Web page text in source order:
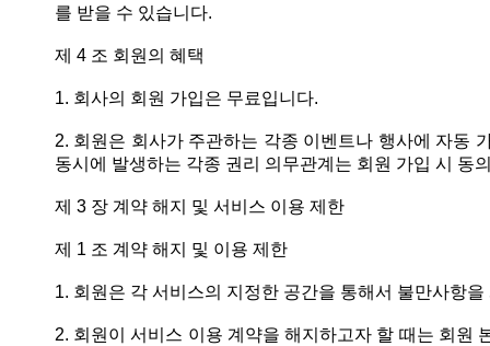
를 받을 수 있습니다.
제 4 조 회원의 혜택
1. 회사의 회원 가입은 무료입니다.
2. 회원은 회사가 주관하는 각종 이벤트나 행사에 자동
동시에 발생하는 각종 권리 의무관계는 회원 가입 시 동
제 3 장 계약 해지 및 서비스 이용 제한
제 1 조 계약 해지 및 이용 제한
1. 회원은 각 서비스의 지정한 공간을 통해서 불만사항
2. 회원이 서비스 이용 계약을 해지하고자 할 때는 회원